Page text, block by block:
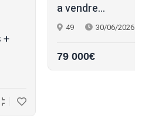
+
a vendre...
49 30/06/2026
79 000€